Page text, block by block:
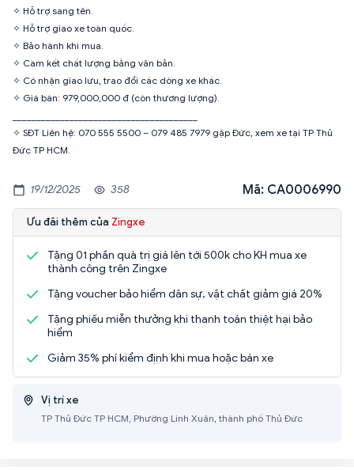
✧ Hỗ trợ sang tên.
✧ Hỗ trợ giao xe toàn quốc.
✧ Bảo hành khi mua.
✧ Cam kết chất lượng bằng văn bản.
✧ Có nhận giao lưu, trao đổi các dòng xe khác.
✧ Giá bán: 979,000,000 đ (còn thương lượng).
✧ SĐT Liên hệ: 070 555 5500 – 079 485 7979 gặp Đức, xem xe tại TP Thủ
Đức TP HCM.
19/12/2025 358 Mã: CA0006990
Ưu đãi thêm của Zingxe
Tặng 01 phần quà trị giá lên tới 500k cho KH mua xe
thành công trên Zingxe
Tặng voucher bảo hiểm dân sự, vật chất giảm giá 20%
Tặng phiếu miễn thưởng khi thanh toán thiệt hại bảo
hiểm
Giảm 35% phí kiểm định khi mua hoặc bán xe
Vị trí xe
TP Thủ Đức TP HCM, Phường Linh Xuân, thành phố Thủ Đức